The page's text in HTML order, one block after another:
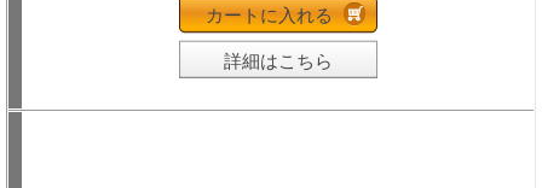
カートに入れる
詳細はこちら